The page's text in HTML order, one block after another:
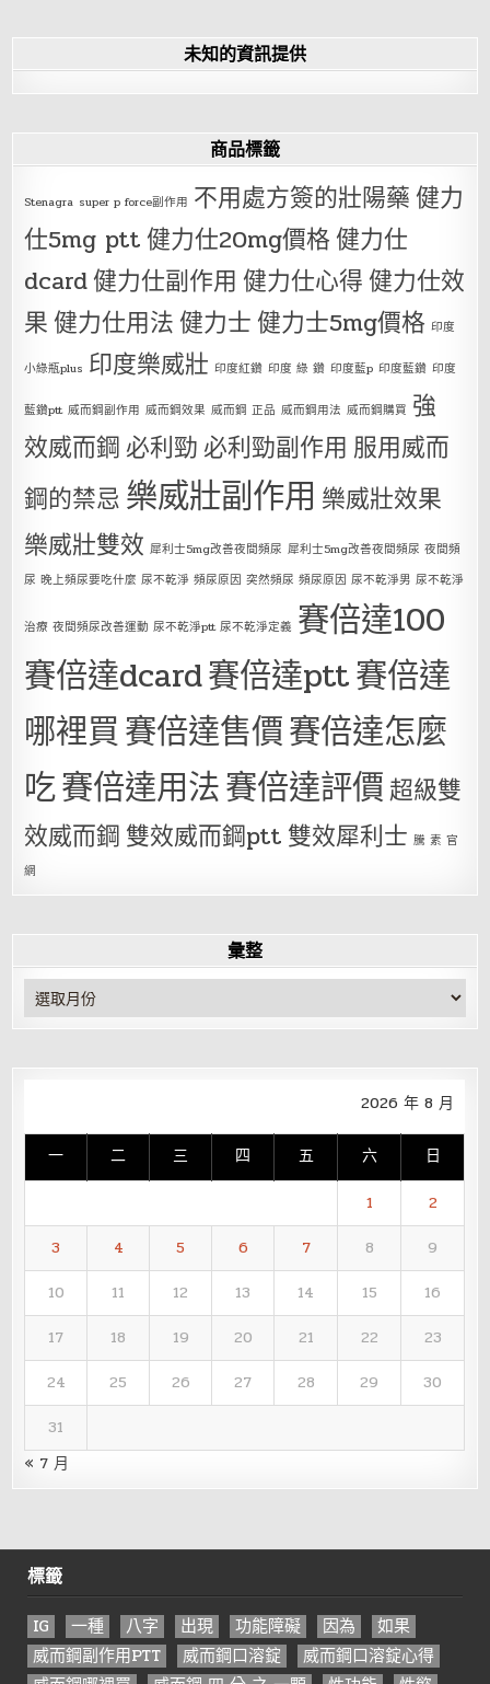
未知的資訊提供
商品標籤
Stenagra super p force副作用 不用處方簽的壯陽藥健力
仕5mg ptt健力仕20mg價格健力仕
dcard健力仕副作用 健力仕心得健力仕效
果健力仕用法健力士健力士5mg價格 印度
小綠瓶plus 印度樂威壯 印度紅鑽 印度 綠 鑽 印度藍p 印度藍鑽 印度
藍鑽ptt 威而鋼副作用 威而鋼效果 威而鋼 正品 威而鋼用法 威而鋼購買 強
效威而鋼 必利勁 必利勁副作用 服用威而
鋼的禁忌 樂威壯副作用 樂威壯效果
樂威壯雙效 犀利士5mg改善夜間頻尿 犀利士5mg改善夜間頻尿 夜間頻
尿 晚上頻尿要吃什麼 尿不乾淨 頻尿原因 突然頻尿 頻尿原因 尿不乾淨男 尿不乾淨
治療 夜間頻尿改善運動 尿不乾淨ptt 尿不乾淨定義 賽倍達100
賽倍達dcard賽倍達ptt賽倍達
哪裡買賽倍達售價賽倍達怎麼
吃賽倍達用法賽倍達評價超級雙
效威而鋼 雙效威而鋼ptt 雙效犀利士 騰 素 官
網
彙整
彙
整
2026 年 8 月
一 二 三 四 五 六 日
1
2
3
4 5 6 7 8
9
10
11 12 13 14 15
16
17
18 19 20 21 22
23
24
25 26 27 28 29
30
31
« 7 月
標籤
IG 一種 八字 出現 功能障礙 因為
如果
威而鋼副作用PTT
威而鋼口溶錠
威而鋼口溶錠心得